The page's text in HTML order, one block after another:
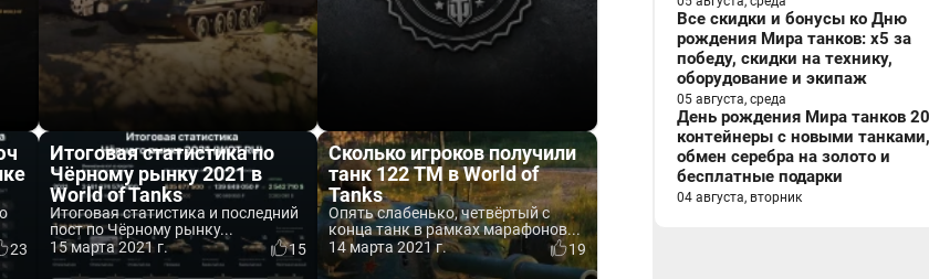
23
Итоговая статистика по
Чёрному рынку 2021 в
World of Tanks
Итоговая статистика и последний
пост по Чёрному рынку...
15 марта 2021 г.
15
Сколько игроков получили
танк 122 TM в World of
Tanks
Опять слабенько, четвёртый с
конца танк в рамках марафонов...
14 марта 2021 г.
19
Все скидки и бонусы ко Дню
рождения Мира танков: x5 за
победу, скидки на технику,
оборудование и экипаж
05 августа, среда
День рождения Мира танков
контейнеры с новыми танками,
обмен серебра на золото и
бесплатные подарки
04 августа, вторник